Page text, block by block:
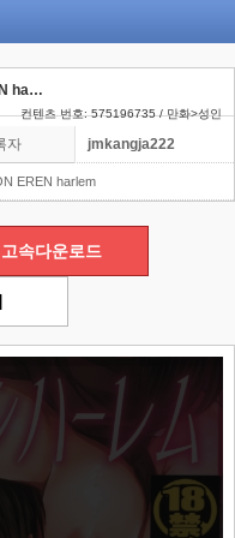
[SSS급][초강츄] ASSAULT ON EREN harlem
컨텐츠 번호: 575196735 / 만화>성인
자 jmkangja222
EREN harlem
고속다운로드